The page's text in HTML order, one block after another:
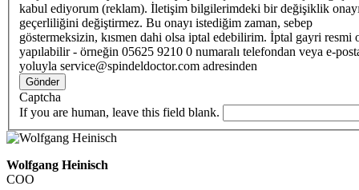
kabul ediyorum (reklam). İletişim bilgilerimdeki bir değişiklik
geçerliliğini değiştirmez. Bu onayı istediğim zaman, sebep
göstermeksizin, kısmen dahi olsa iptal edebilirim. İptal gayri resmi
yapılabilir - örneğin 05625 9210 0 numaralı telefondan veya e-
yoluyla service@spindeldoctor.com adresinden
Gönder
Captcha
If you are human, leave this field blank.
Wolfgang Heinisch
COO